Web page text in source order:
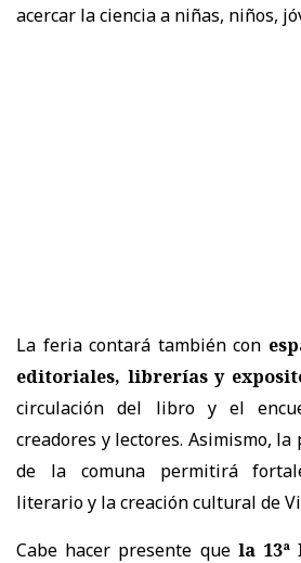
acercar la ciencia a niñas, niños,
La feria contará también con
editoriales, librerías y
circulación del libro y el
creadores y lectores. Asimismo,
de la comuna permitirá
literario y la creación cultural de
Cabe hacer presente que la